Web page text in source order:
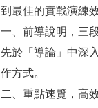
到最佳的實戰演練
一、前導說明，三
先於「導論」中深
作方式。
二、重點速覽，高